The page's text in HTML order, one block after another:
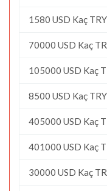
1580 USD Kaç
70000 USD Kaç
105000 USD Kaç
8500 USD Kaç
405000 USD Kaç
401000 USD Kaç
30000 USD Kaç